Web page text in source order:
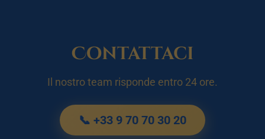
Contattaci
Il nostro team risponde entro 24 ore.
📞 +33 9 70 70 30 20